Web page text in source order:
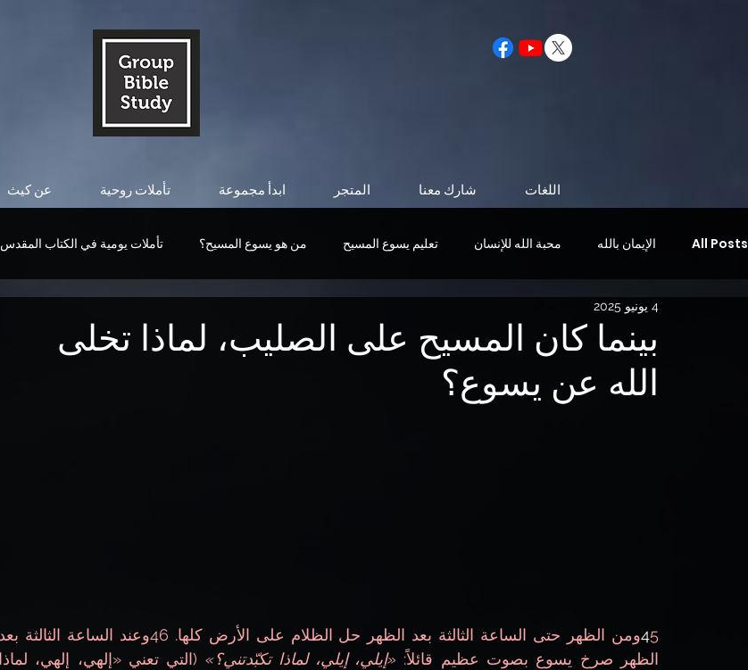
عن كيث تأملات روحية ابدأ مجموعة المتجر شارك معنا اللغات
All Posts الإيمان بالله محبة الله للإنسان تعليم يسوع المسيح من هو يسوع المسيح؟ تأملات يومية في الكتاب المقدس
الحياة بعد الموت شخصية تشبه المسيح
بينما كان المسيح على الصليب، لماذا تخلى
الله عن يسوع؟
4 يونيو 2025
4
الظهر صرخ يسوع بصوت عظيم قائلاً: «إيلي، إيلي، لماذا تكبّدتني؟»